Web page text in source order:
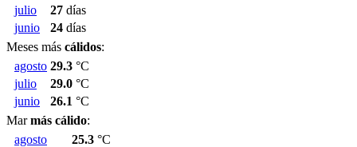
julio
27 días
junio
24 días
Meses más cálidos:
agosto 29.3 °C
julio
29.0 °C
junio
26.1 °C
Marmás cálido:
agosto
25.3 °C